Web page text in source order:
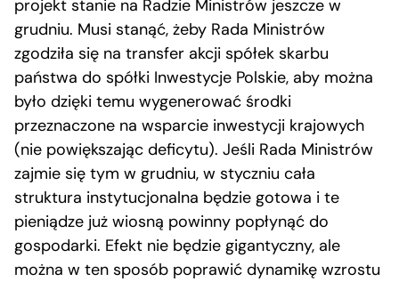
projekt stanie na Radzie Ministrów jeszcze w
grudniu. Musi stanąć, żeby Rada Ministrów
zgodziła się na transfer akcji spółek skarbu
państwa do spółki Inwestycje Polskie, aby można
było dzięki temu wygenerować środki
przeznaczone na wsparcie inwestycji krajowych
(nie powiększając deficytu). Jeśli Rada Ministrów
zajmie się tym w grudniu, w styczniu cała
struktura instytucjonalna będzie gotowa i te
pieniądze już wiosną powinny popłynąć do
gospodarki. Efekt nie będzie gigantyczny, ale
można w ten sposób poprawić dynamikę wzrostu